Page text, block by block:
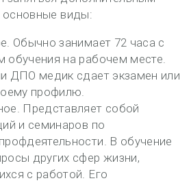
основные виды:
Обычно занимает 72 часа с
обучения на рабочем месте.
ДПО медик сдает экзамен или
профилю.
Представляет собой
и семинаров по
В обучение
других сфер жизни,
с работой. Его